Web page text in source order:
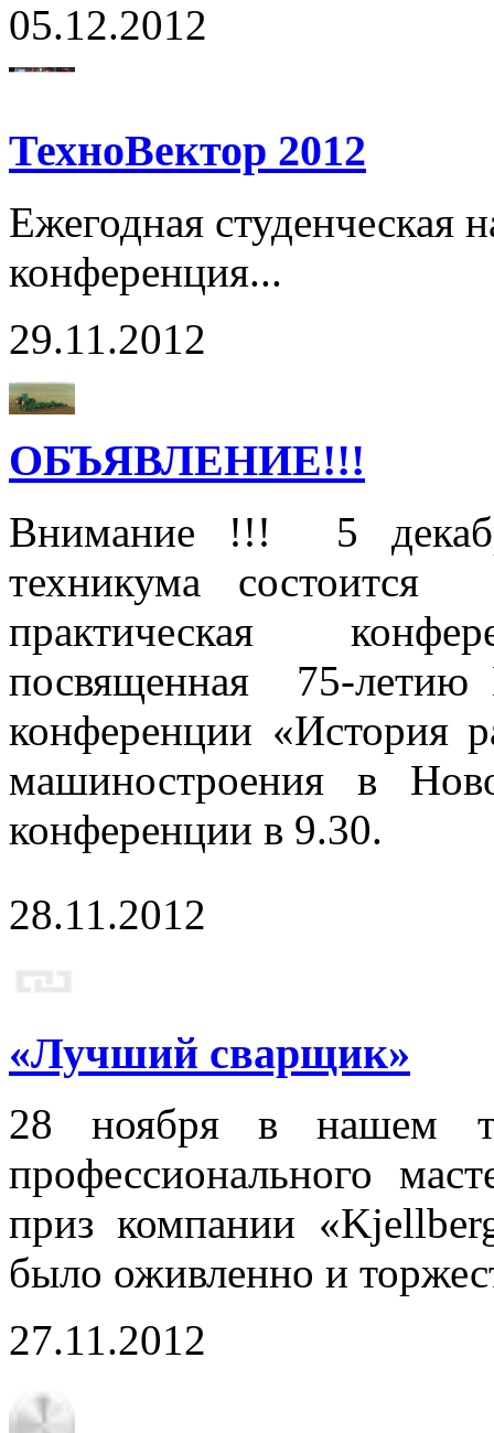
05.12.2012
ТехноВектор 2012
Ежегодная студенческая
конференция...
29.11.2012
ОБЪЯВЛЕНИЕ!!!
Внимание !!! 5
техникума состоится
практическая
посвященная 75-летию
конференции «История
машиностроения в
конференции в 9.30.
28.11.2012
«Лучший сварщик»
28 ноября в нашем
профессионального
приз компании
было оживленно и
27.11.2012